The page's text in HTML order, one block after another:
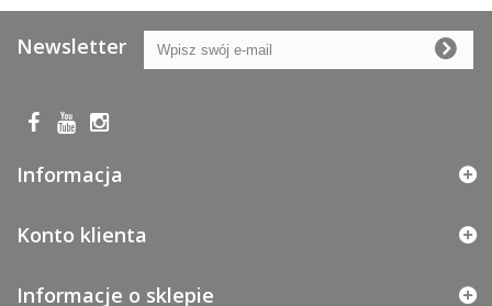
Newsletter
Informacja
Konto klienta
Informacje o sklepie